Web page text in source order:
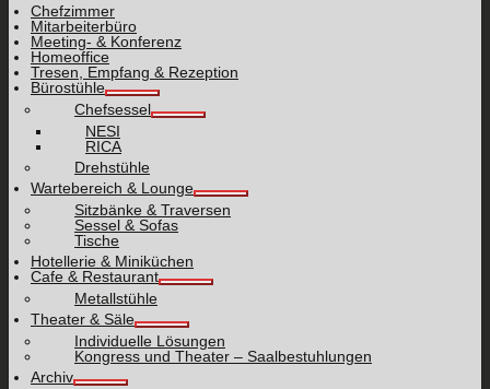
Chefzimmer
Mitarbeiterbüro
Meeting- & Konferenz
Homeoffice
Tresen, Empfang & Rezeption
Bürostühle
Chefsessel
NESI
RICA
Drehstühle
Wartebereich & Lounge
Sitzbänke & Traversen
Sessel & Sofas
Tische
Hotellerie & Miniküchen
Cafe & Restaurant
Metallstühle
Theater & Säle
Individuelle Lösungen
Kongress und Theater – Saalbestuhlungen
Archiv